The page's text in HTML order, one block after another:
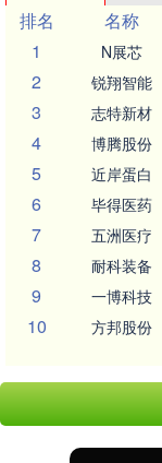
排名
名称
1
N展芯
2 锐翔智能
3 志特新材
4 博腾股份
5 近岸蛋白
6 毕得医药
7 五洲医疗
8 耐科装备
9 一博科技
10 方邦股份